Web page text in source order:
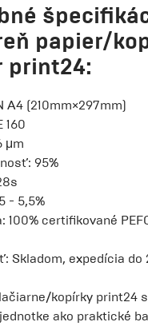
papier/
print24:
A4 (210mm×297mm)
160
μm
95%
- 5,5%
100% certifikované
Skladom, expedícia do
kopírky print24
ako praktické